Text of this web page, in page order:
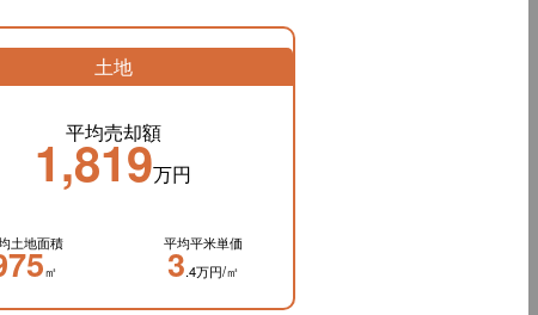
土地
平均売却額
1,819万円
土地面積
㎡
平均平米単価
3.4万円/㎡